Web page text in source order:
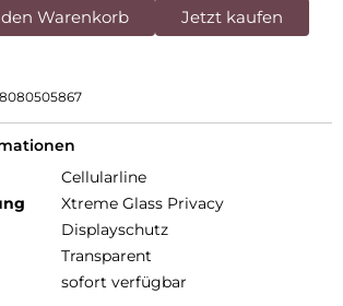
Warenkorb Jetzt kaufen
Cellularline
Xtreme Glass Privacy
Displayschutz
Transparent
sofort verfügbar